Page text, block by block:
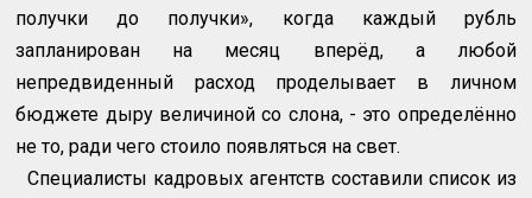
получки до получки», когда каждый рубль
запланирован на месяц вперёд, а любой
непредвиденный расход проделывает в личном
бюджете дыру величиной со слона, - это определённо
не то, ради чего стоило появляться на свет.
Специалисты кадровых агентств составили список из